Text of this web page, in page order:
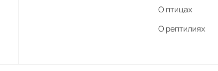
О птицах
О рептилиях